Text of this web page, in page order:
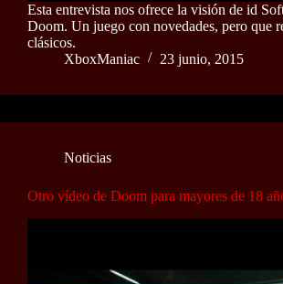
Esta entrevista nos ofrece la visión de id
Doom. Un juego con novedades, pero que
clásicos.
XboxManiac
23 junio, 2015
Noticias
Otro vídeo de Doom para mayores de 18